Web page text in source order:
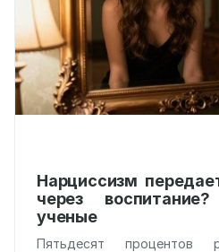
Нарциссизм
через
ученые
Пятьдесят процентов